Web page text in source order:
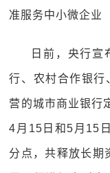
准服务中小微企业
日前，央行宣
行、农村合作银行
营的城市商业银行
4月15日和5月15
分点，共释放长期